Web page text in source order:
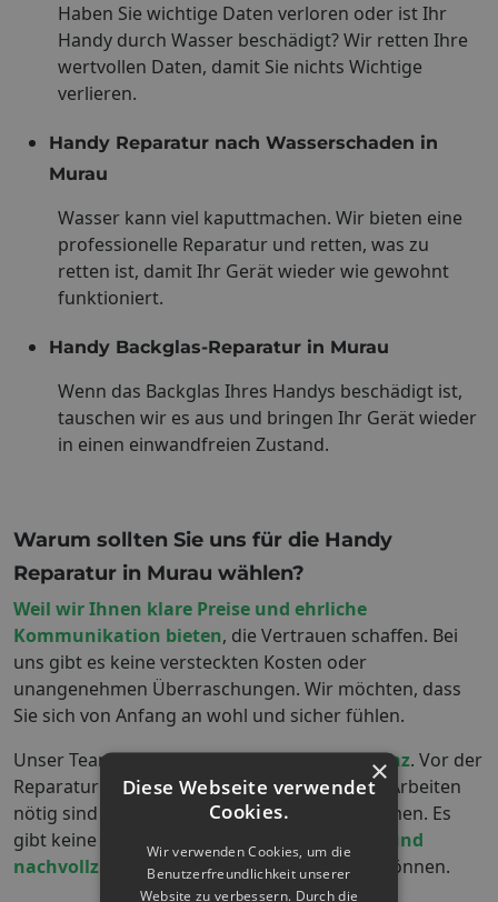
Haben Sie wichtige Daten verloren oder ist Ihr
Handy durch Wasser beschädigt? Wir retten Ihre
wertvollen Daten, damit Sie nichts Wichtige
verlieren.
Handy Reparatur nach Wasserschaden in
Murau
Wasser kann viel kaputtmachen. Wir bieten eine
professionelle Reparatur und retten, was zu
retten ist, damit Ihr Gerät wieder wie gewohnt
funktioniert.
Handy Backglas-Reparatur in Murau
Wenn das Backglas Ihres Handys beschädigt ist,
tauschen wir es aus und bringen Ihr Gerät wieder
in einen einwandfreien Zustand.
Warum sollten Sie uns für die Handy
Reparatur in Murau wählen?
Weil wir Ihnen klare Preise und ehrliche
Kommunikation bieten, die Vertrauen schaffen. Bei
uns gibt es keine versteckten Kosten oder
unangenehmen Überraschungen. Wir möchten, dass
Sie sich von Anfang an wohl und sicher fühlen.
Unser Team legt großen Wert aufTransparenz. Vor der
Reparatur erklären wir Ihnen genau, welche Arbeiten
nötig sind und welche Kosten auf Sie zukommen. Es
gibt keine versteckten Gebühren – nur
faire und
nachvollziehbare Preise, die Sie verstehen können.
×
Diese Webseite verwendet
Cookies.
Wir verwenden Cookies, um die
Benutzerfreundlichkeit unserer
Website zu verbessern. Durch die